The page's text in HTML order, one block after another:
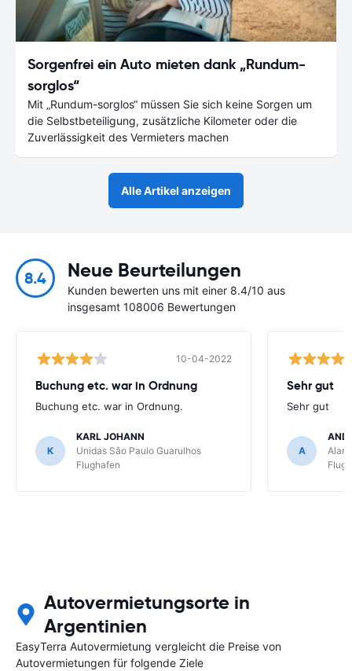
Sorgenfrei ein Auto mieten dank „Rundum-
sorglos“
Mit „Rundum-sorglos“ müssen Sie sich keine Sorgen um
die Selbstbeteiligung, zusätzliche Kilometer oder die
Zuverlässigkeit des Vermieters machen
Alle Artikel anzeigen
8.4 Neue Beurteilungen
Kunden bewerten uns mit einer 8.4/10 aus
insgesamt 108006 Bewertungen
10-04-2022
Buchung etc. war in Ordnung
Buchung etc. war in Ordnung.
K
KARL JOHANN
Unidas São Paulo Guarulhos
Flughafen
Sehr gut
Sehr gut
A
Autovermietungsorte in
Argentinien
EasyTerra Autovermietung vergleicht die Preise von
Autovermietungen für folgende Ziele